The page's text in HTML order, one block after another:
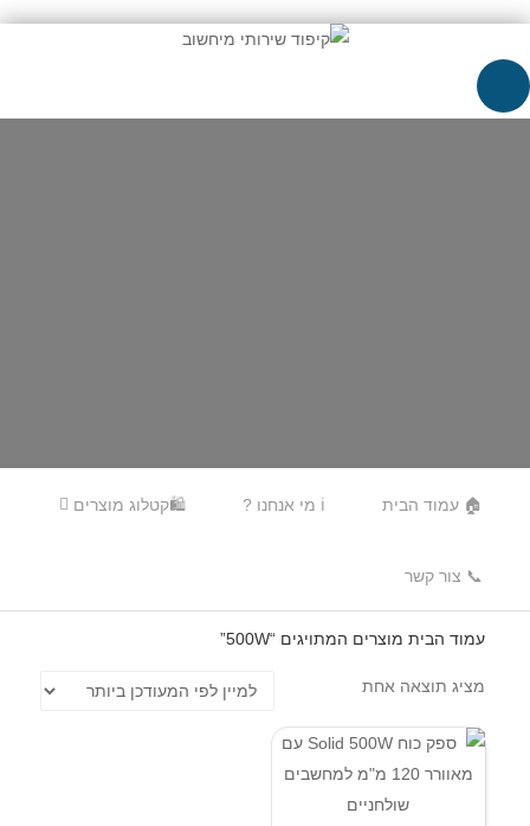
Menu🏠 עמוד הבית
ℹ️ מי אנחנו ? 🛍️קטלוג מוצרים
📞 צור קשר
עמוד הבית מוצרים המתויגים “500W”
מציג תוצאה אחת